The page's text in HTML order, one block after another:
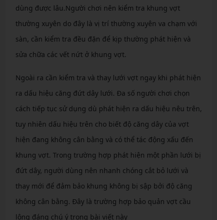
dùng được lâu.Người chơi nên kiểm tra khung vợt
thường xuyên do đây là vị trí thường xuyên va chạm với
sàn, cần kiểm tra đều đặn để kịp thường phát hiện và
sửa chữa các vết nứt ở khung vợt.
Ngoài ra cần kiểm tra và thay lưới vợt ngay khi phát hiện
ra dấu hiệu căng đứt dây lưới. Đa số người chơi chọn
cách tiếp tục sử dụng dù phát hiện ra dấu hiệu nêu trên,
tuy nhiên dấu hiệu trên cho biết độ căng dây của vợt
hiện đang không cân bằng và có thể tác động xấu đến
khung vợt. Trong trường hợp phát hiện một phần lưới bị
đứt dây, người dùng nên nhanh chóng cắt bỏ lưới và
thay mới để đảm bảo khung không bị sập bởi độ căng
không cân bằng. Đây là trường hợp bảo quản vợt cầu
lông đáng chú ý trong bài viết này